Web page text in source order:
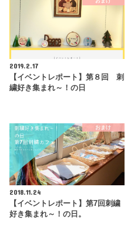
2019.2.17
【イベントレポート】第８回 刺
繍好き集まれ～！の日
おまけ
2018.11.24
【イベントレポート】第7回刺繍
好き集まれ～！の日。